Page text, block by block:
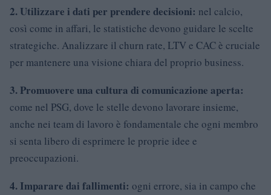
2. Utilizzare i dati per prendere decisioni: nel calcio,
così come in affari, le statistiche devono guidare le scelte
strategiche. Analizzare il churn rate, LTV e CAC è cruciale
per mantenere una visione chiara del proprio business.
3. Promuovere una cultura di comunicazione aperta:
come nel PSG, dove le stelle devono lavorare insieme,
anche nei team di lavoro è fondamentale che ogni membro
si senta libero di esprimere le proprie idee e
preoccupazioni.
4. Imparare dai fallimenti: ogni errore, sia in campo che